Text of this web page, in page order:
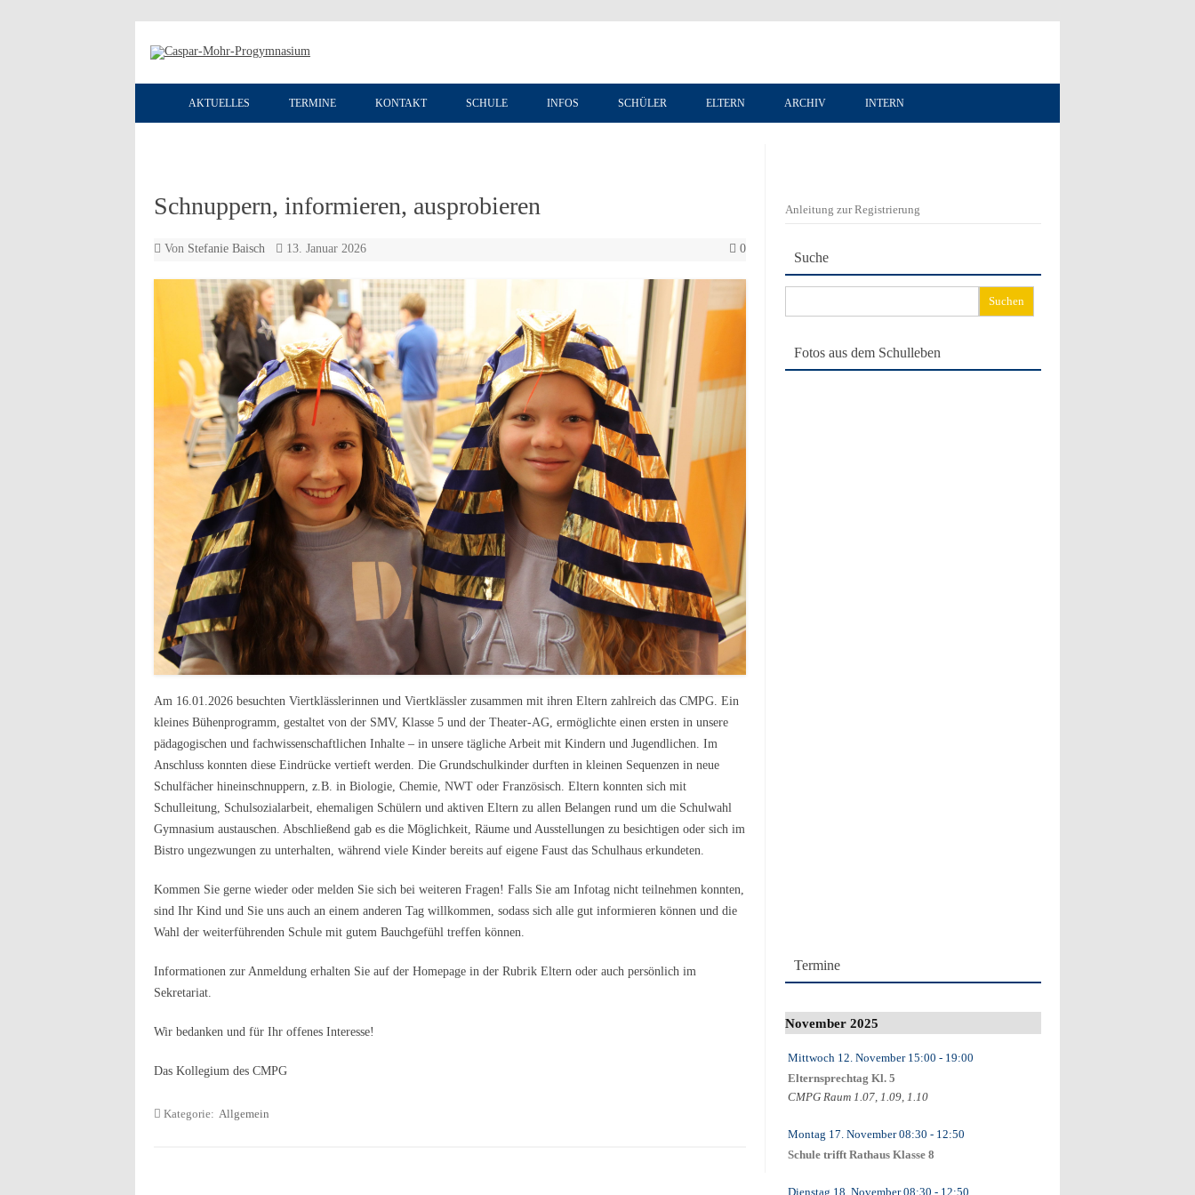
AKTUELLES TERMINE KONTAKT SCHULE INFOS SCHÜLER ELTERN ARCHIV INTERN
Schnuppern, informieren, ausprobieren
Von Stefanie Baisch 13. Januar 2026 0
Am 16.01.2026 besuchten Viertklässlerinnen und Viertklässler zusammen mit ihren Eltern zahlreich das CMPG. Ein
kleines Bühenprogramm, gestaltet von der SMV, Klasse 5 und der Theater-AG, ermöglichte einen ersten in unsere
pädagogischen und fachwissenschaftlichen Inhalte – in unsere tägliche Arbeit mit Kindern und Jugendlichen. Im
Anschluss konnten diese Eindrücke vertieft werden. Die Grundschulkinder durften in kleinen Sequenzen in neue
Schulfächer hineinschnuppern, z.B. in Biologie, Chemie, NWT oder Französisch. Eltern konnten sich mit
Schulleitung, Schulsozialarbeit, ehemaligen Schülern und aktiven Eltern zu allen Belangen rund um die Schulwahl
Gymnasium austauschen. Abschließend gab es die Möglichkeit, Räume und Ausstellungen zu besichtigen oder sich im
Bistro ungezwungen zu unterhalten, während viele Kinder bereits auf eigene Faust das Schulhaus erkundeten.
Kommen Sie gerne wieder oder melden Sie sich bei weiteren Fragen! Falls Sie am Infotag nicht teilnehmen konnten,
sind Ihr Kind und Sie uns auch an einem anderen Tag willkommen, sodass sich alle gut informieren können und die
Wahl der weiterführenden Schule mit gutem Bauchgefühl treffen können.
Informationen zur Anmeldung erhalten Sie auf der Homepage in der Rubrik Eltern oder auch persönlich im
Sekretariat.
Wir bedanken und für Ihr offenes Interesse!
Das Kollegium des CMPG
Kategorie: Allgemein
Anleitung zur Registrierung
Suche
nach:
Fotos aus dem Schulleben
Termine
November 2025
Mittwoch 12. November15:00 - 19:00
Elternsprechtag Kl. 5
CMPG Raum 1.07, 1.09, 1.10
Montag 17. November08:30 - 12:50
Schule trifft Rathaus Klasse 8
Dienstag 18. November08:30 - 12:50